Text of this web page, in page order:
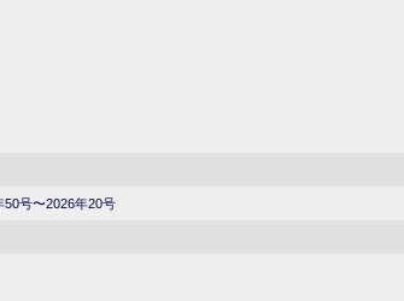
号〜2026年20号